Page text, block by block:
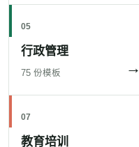
05
行政管理
75 份模板 →
07
教育培训